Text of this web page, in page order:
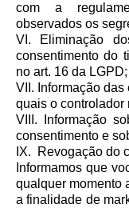
com a
observados os
VI. Eliminação
consentimento do
no art. 16 da LGPD;
VII. Informação
quais o controlador
VIII. Informação
consentimento e
IX. Revogação do
Informamos que
qualquer momento
a finalidade de